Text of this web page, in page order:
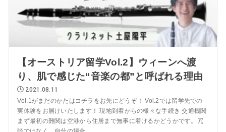
【オーストリア留学Vol.2】ウィーンへ渡
り、肌で感じた“音楽の都”と呼ばれる理由
2021.08.11
Vol.1がまだのかたはコチラをお先にどうぞ！ Vol.2では留学先での
実体験をお届けいたします！ 現地到着からの様々な手続き 交通機関
まず最初の難関は空港から住居まで無事に着けるかどうかです。冗